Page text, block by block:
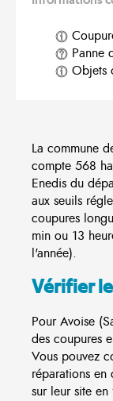
Panne
Objets
La commune
compte 568
Enedis du
aux seuils
coupures
min ou 13
l'année).
Vérifier
Pour Avoise
des coupures
Vous pouvez
réparations
sur leur site en